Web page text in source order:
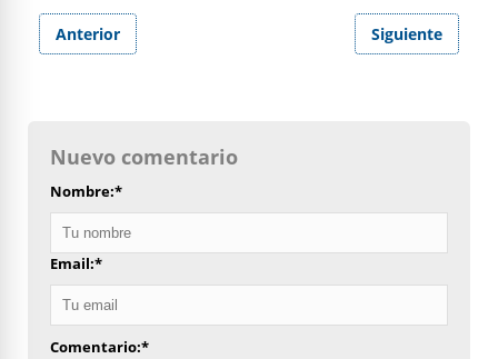
Anterior Siguiente
Nuevo comentario
Nombre:*
Email:*
Comentario:*